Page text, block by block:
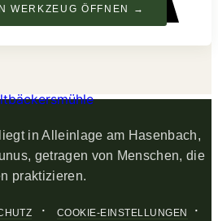
WERKZEUG ÖFFNEN →
in Alleinlage am Hasenbach,
getragen von Menschen, die
praktizieren.
· COOKIE-EINSTELLUNGEN ·